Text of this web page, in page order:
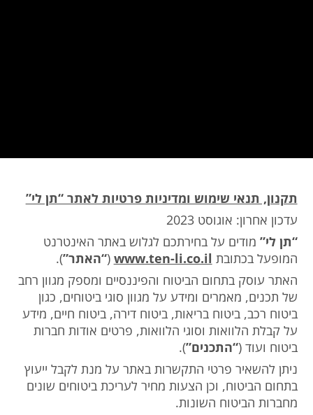
תקנון, תנאי שימוש ומדיניות פרטיות לאתר “תן לי”
עדכון אחרון: אוגוסט 2023
“תן לי” מודים על בחירתכם לגלוש באתר האינטרנט
המופעל בכתובת www.ten-li.co.il
(“האתר”).
האתר עוסק בתחום הביטוח והפיננסיים ומספק מגוון רחב
של תכנים, מאמרים ומידע על מגוון סוגי ביטוחים, כגון
ביטוח רכב, ביטוח בריאות, ביטוח דירה, ביטוח חיים, מידע
על קבלת הלוואות וסוגי הלוואות, פרטים אודות חברות
ביטוח ועוד (“התכנים”).
ניתן להשאיר פרטי התקשרות באתר על מנת לקבל ייעוץ
בתחום הביטוח, וכן הצעות מחיר לעריכת ביטוחים שונים
מחברות הביטוח השונות.